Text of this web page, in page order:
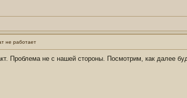
не работает
Проблема не с нашей стороны. Посмотрим, как далее